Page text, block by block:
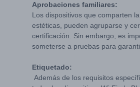
Aprobaciones familiares:
Los dispositivos que comparten
estéticas, pueden agruparse y
certificación. Sin embargo, es
someterse a pruebas para
Etiquetado:
Además de los requisitos